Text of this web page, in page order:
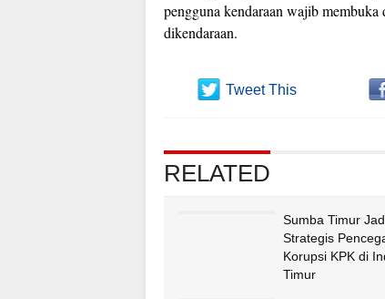
pengguna kendaraan wajib
dikendaraan.
Tweet This
RELATED
Sumba Timur
Strategis
Korupsi KPK di
Timur